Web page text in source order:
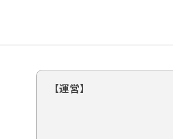
【運営】